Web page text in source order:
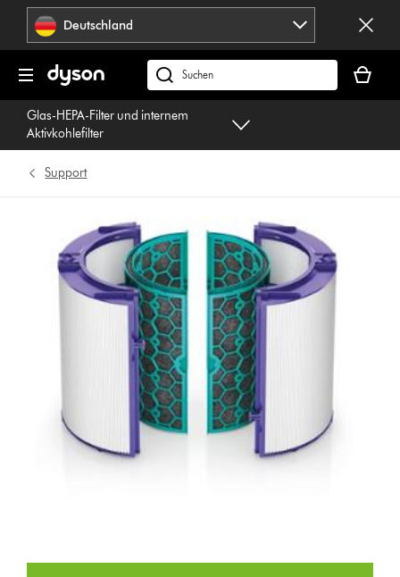
Navigation
überspringenDeutschland
dyson.de
durchsuchen
ist
Glas-HEPA-Filter und internem
Aktivkohlefilter
Support